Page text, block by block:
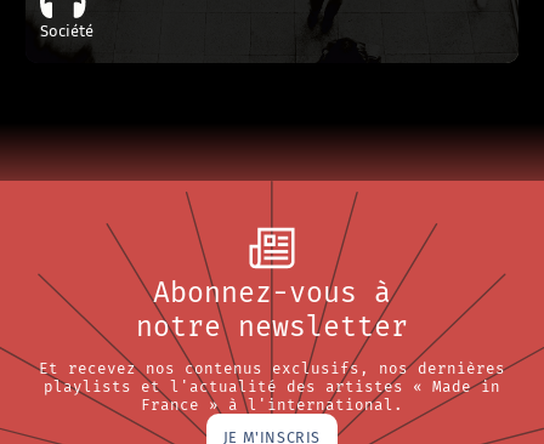
Société
Abonnez-vous à
notre newsletter
Et recevez nos contenus exclusifs, nos dernières
playlists et l'actualité des artistes « Made in
France » à l'international.
JE M'INSCRIS